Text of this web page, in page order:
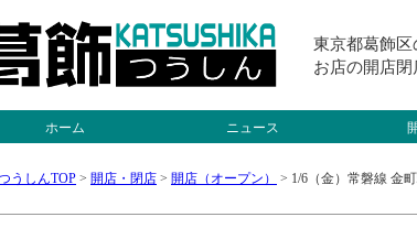
東京都葛飾区
お店の開店
ホーム ニュース
うしんTOP > 開店・閉店 > 開店（オープン） > 1/6（金）常磐線 金